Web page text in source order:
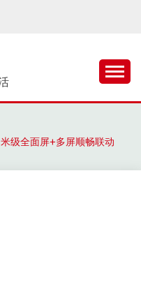
级全面屏+多屏顺畅联动